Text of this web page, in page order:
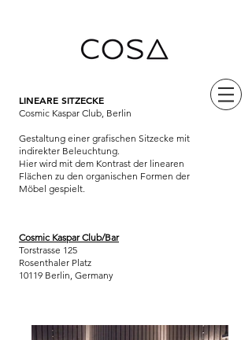
LINEARE SITZECKE
Cosmic Kaspar Club, Berlin
Gestaltung einer grafischen Sitzecke mit
indirekter Beleuchtung.
Hier wird mit dem Kontrast der linearen
Flächen zu den organischen Formen der
Möbel gespielt.
Cosmic Kaspar Club/Bar
Torstrasse 125
Rosenthaler Platz
10119 Berlin, Germany